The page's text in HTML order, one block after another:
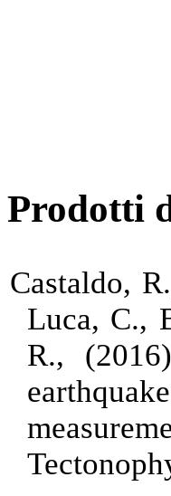
Prodotti
Castaldo,
Luca, C.,
R.,